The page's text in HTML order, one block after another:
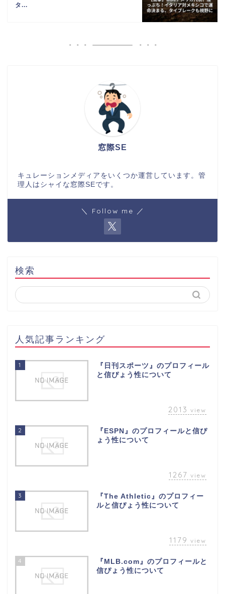
タ...
窓際SE
キュレーションメディアをいくつか運営しています。管
理人はシャイな窓際SEです。
＼ Follow me ／
検索
人気記事ランキング
1
『日刊スポーツ』のプロフィール
と信ぴょう性について
2013 view
2
『ESPN』のプロフィールと信ぴ
ょう性について
1267 view
3
『The Athletic』のプロフィー
ルと信ぴょう性について
1179 view
4
『MLB.com』のプロフィールと
信ぴょう性について